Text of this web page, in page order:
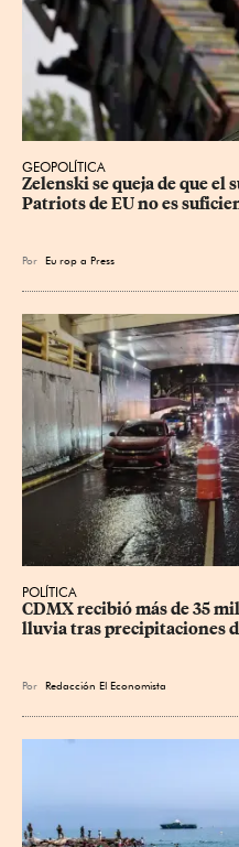
GEOPOLÍTICA
Zelenski se queja de que
Patriots de EU no es
Por Eu rop a Press
POLÍTICA
CDMX recibió más de 35
lluvia tras precipitaciones
Por Redacción El Economista